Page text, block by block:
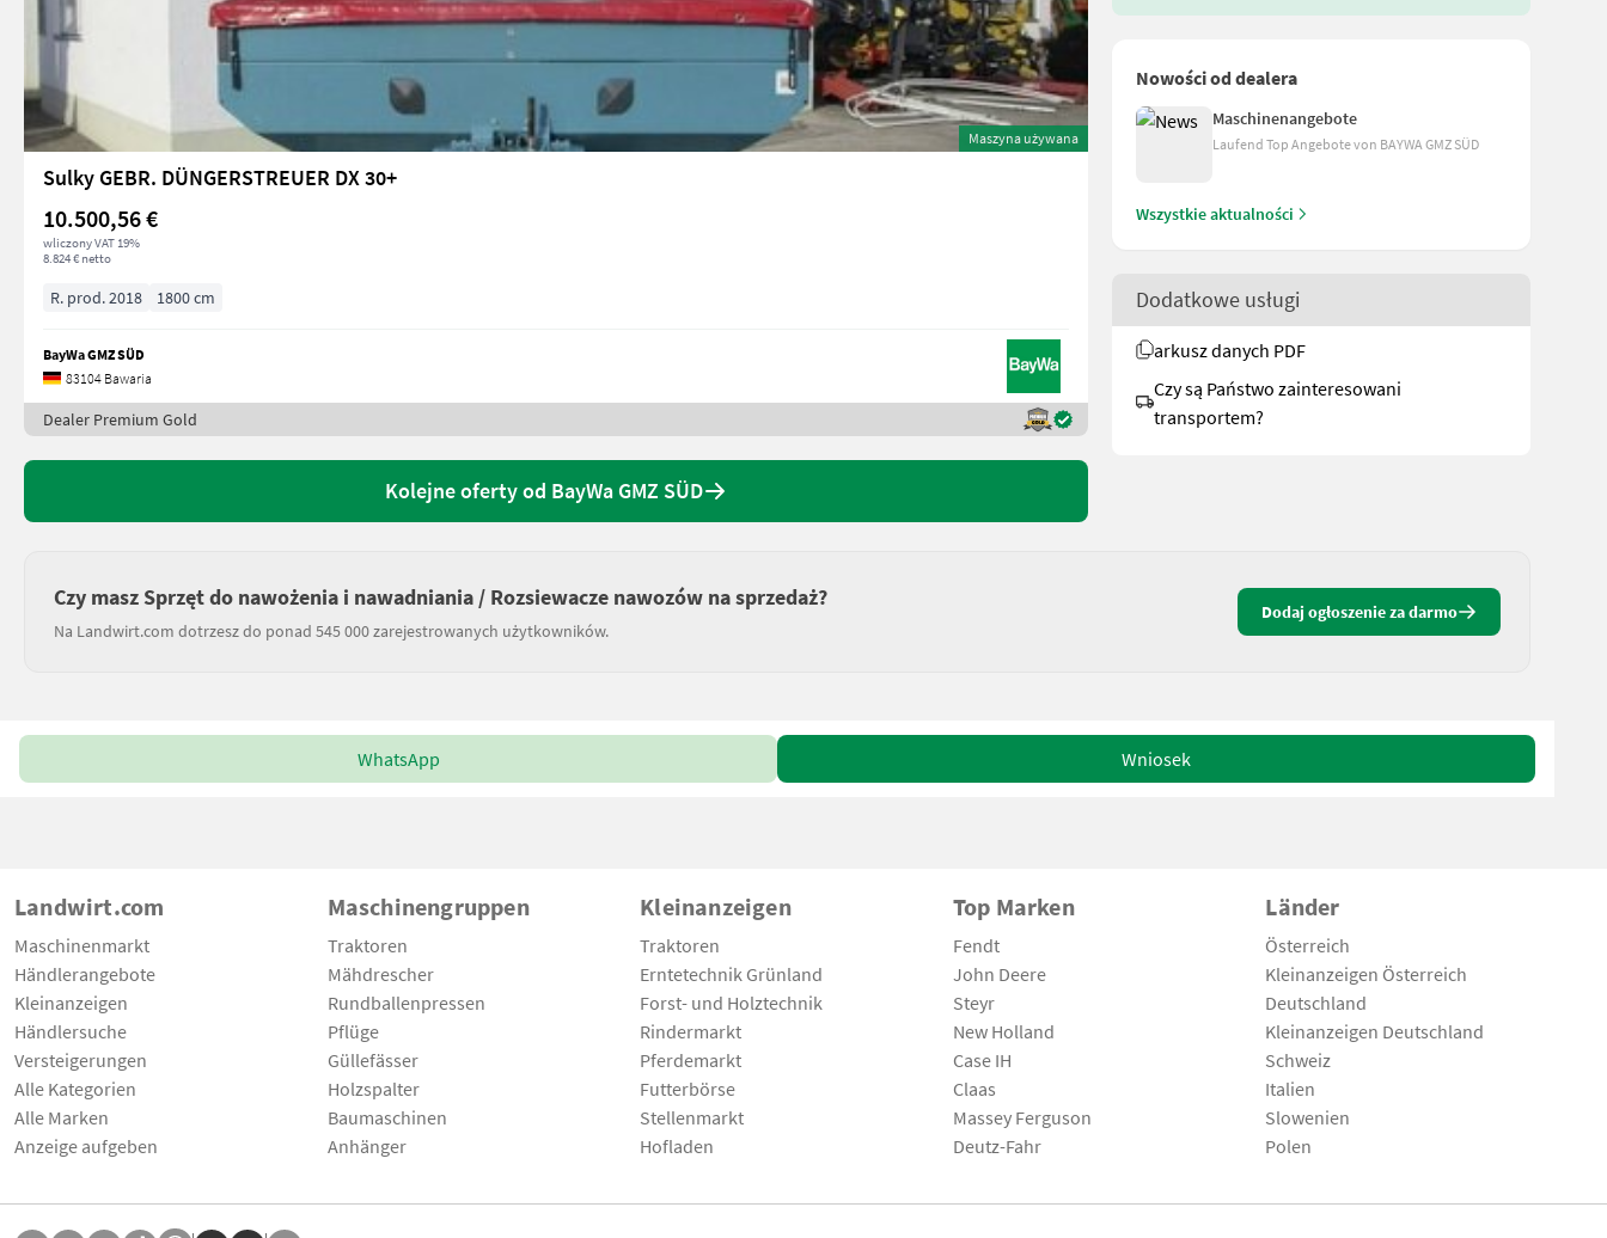
Nowości od dealera
Maschinenangebote
Laufend Top Angebote von BAYWA GMZ SÜD
Wszystkie aktualności
Dodatkowe usługi
arkusz danych PDF
Czy są Państwo zainteresowani
transportem?
Maszyna używana
Sulky GEBR. DÜNGERSTREUER DX 30+
10.500,56 €
wliczony VAT 19%
8.824 € netto
R. prod. 2018 1800 cm
BayWa GMZ SÜD
83104 Bawaria
Dealer Premium Gold
11.000,36 €
R. prod. 2019 1800 cm
BayWa GMZ SÜD
Dealer Premium Gold
Kolejne oferty od BayWa GMZ SÜD
Czy masz Sprzęt do nawożenia i nawadniania / Rozsiewacze nawozów na sprzedaż?
Na Landwirt.com dotrzesz do ponad 545 000 zarejestrowanych użytkowników.
Dodaj ogłoszenie za darmo
WhatsApp Wniosek
Landwirt.com
Maschinenmarkt
Händlerangebote
Kleinanzeigen
Händlersuche
Versteigerungen
Alle Kategorien
Alle Marken
Anzeige aufgeben
Maschinengruppen
Traktoren
Mähdrescher
Rundballenpressen
Pflüge
Güllefässer
Holzspalter
Baumaschinen
Anhänger
Kleinanzeigen
Traktoren
Erntetechnik Grünland
Forst- und Holztechnik
Rindermarkt
Pferdemarkt
Futterbörse
Stellenmarkt
Hofladen
Top Marken
Fendt
John Deere
Steyr
New Holland
Case IH
Claas
Massey Ferguson
Deutz-Fahr
Länder
Österreich
Kleinanzeigen Österreich
Deutschland
Kleinanzeigen Deutschland
Schweiz
Italien
Slowenien
Polen